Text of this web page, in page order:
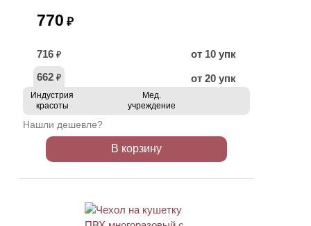
770 ₽
716 ₽
от 10 упк
662 ₽ от 20 упк
Индустрия
красоты
Мед.
учреждение
Нашли дешевле?
В корзину